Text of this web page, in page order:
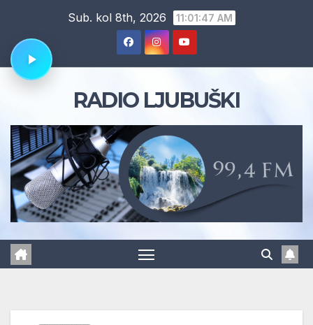
content
Sub. kol 8th, 2026 11:01:48 AM
RADIO LJUBUŠKI